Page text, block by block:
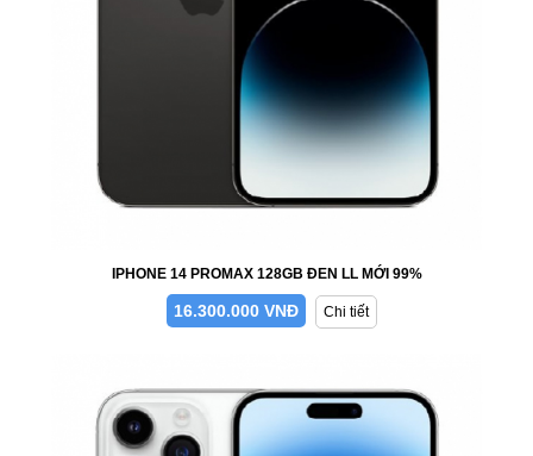
IPHONE 14 PROMAX 128GB ĐEN LL MỚI 99%
16.300.000 VNĐ Chi tiết